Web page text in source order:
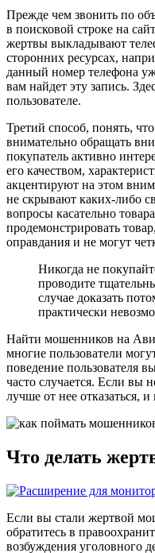
Прежде чем звонить по
в поисковой строке на
жертвы выкладывают
сторонних ресурсах,
данный номер телефона
вам найдет эту запись.
пользователе.
Третий способ, понять,
внимательно обращать
покупатель активно
его качеством,
акцентируют на этом
не скрывают каких-либо
вопросы касательно
продемонстрировать
оправдания и не могут
Никогда не
проводите
случае доказать
практически
Найти мошенников на
многие пользователи
поведение пользователя
часто случается. Если вы
лучше от нее отказаться,
Что делать
Если вы стали жертвой
обратитесь в
возбуждения уголовного